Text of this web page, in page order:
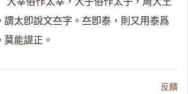
謂太卽說文夳字。夳卽泰，則又用泰爲
能諟正。
反饋